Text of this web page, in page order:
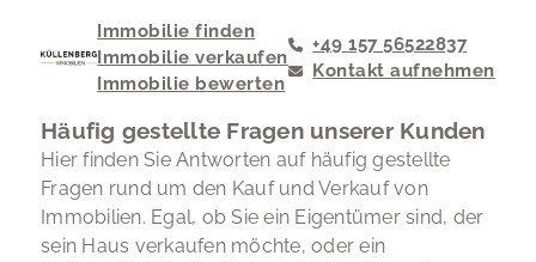
Immobilie finden
Immobilie verkaufen
Immobilie bewerten
+49 157 56522837
Kontakt aufnehmen
Häufig gestellte Fragen unserer Kunden
Hier finden Sie Antworten auf häufig gestellte
Fragen rund um den Kauf und Verkauf von
Immobilien. Egal, ob Sie ein Eigentümer sind, der
sein Haus verkaufen möchte, oder ein